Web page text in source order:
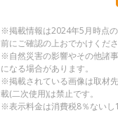
※掲載情報は2024年5月時点
前にご確認の上おでかけくださ
※自然災害の影響やその他諸
になる場合があります。
※掲載されている画像は取材
載(二次使用)は禁止です。
※表示料金は消費税8％ないし